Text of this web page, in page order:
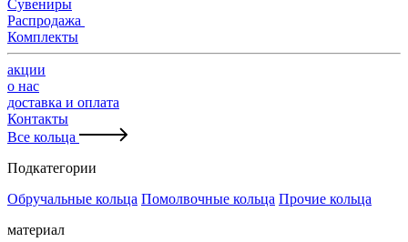
Сувениры
Распродажа
Комплекты
акции
о нас
доставка и оплата
Контакты
Все кольца
Подкатегории
Обручальные кольца Помолвочные кольца Прочие кольца
материал